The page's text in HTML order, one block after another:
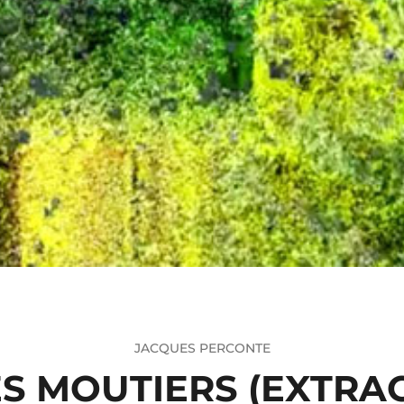
JACQUES PERCONTE
MOUTIERS